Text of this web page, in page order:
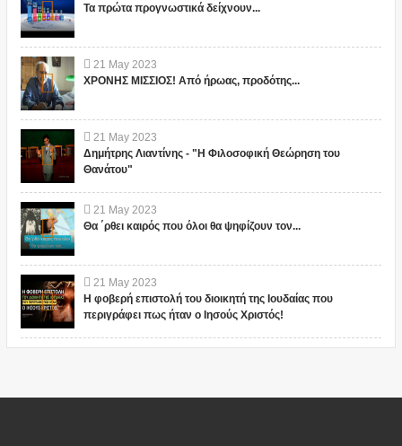
Τα πρώτα προγνωστικά δείχνουν...
21 May 2023
ΧΡΟΝΗΣ ΜΙΣΣΙΟΣ! Από ήρωας, προδότης...
21 May 2023
Δημήτρης Λιαντίνης - "Η Φιλοσοφική Θεώρηση του
Θανάτου"
21 May 2023
Θα ΄ρθει καιρός που όλοι θα ψηφίζουν τον...
21 May 2023
Η φοβερή επιστολή του διοικητή της Ιουδαίας που
περιγράφει πως ήταν ο Ιησούς Χριστός!